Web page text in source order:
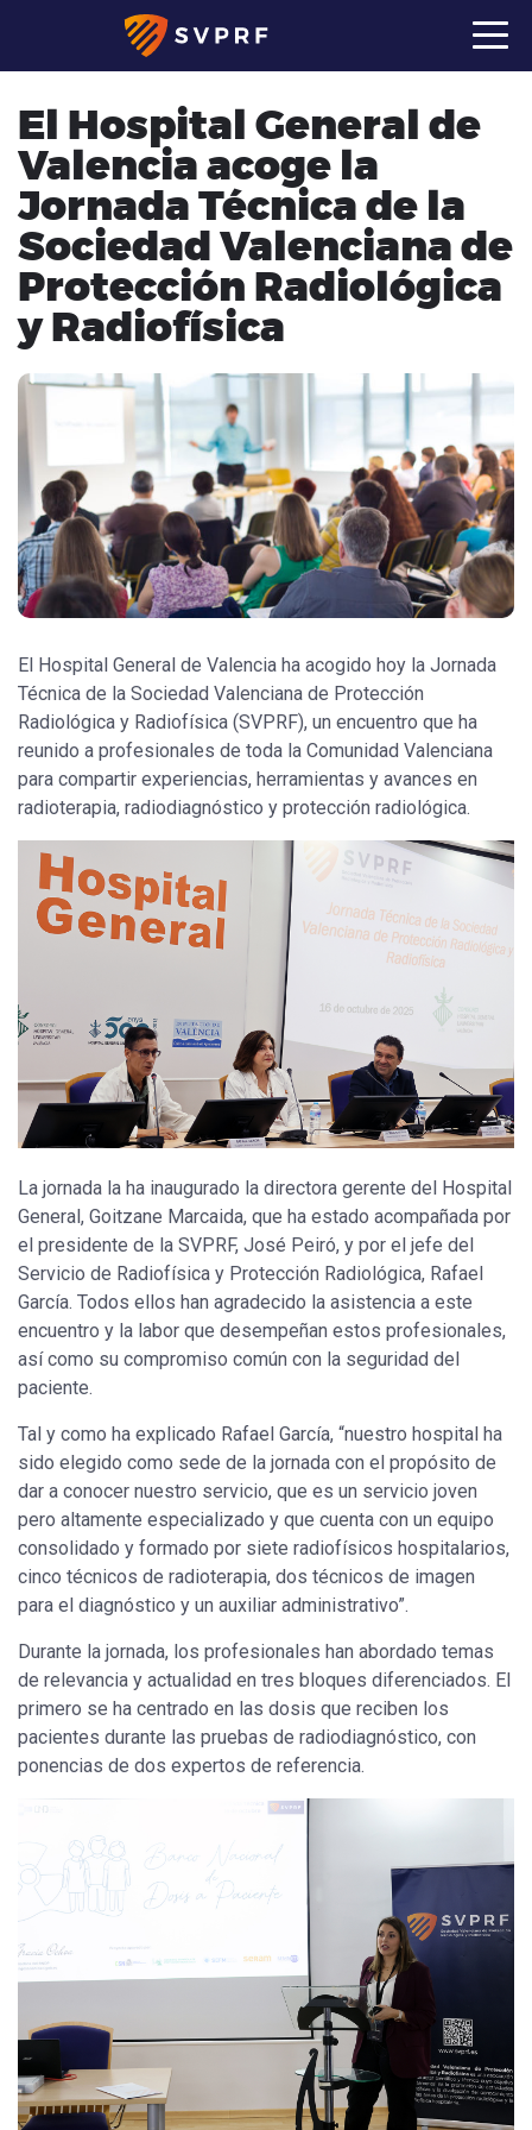
El Hospital General de
Valencia acoge la
Jornada Técnica de la
Sociedad Valenciana de
Protección Radiológica
y Radiofísica
El Hospital General de Valencia ha acogido hoy la Jornada
Técnica de la Sociedad Valenciana de Protección
Radiológica y Radiofísica (SVPRF), un encuentro que ha
reunido a profesionales de toda la Comunidad Valenciana
para compartir experiencias, herramientas y avances en
radioterapia, radiodiagnóstico y protección radiológica.
La jornada la ha inaugurado la directora gerente del Hospital
General, Goitzane Marcaida, que ha estado acompañada por
el presidente de la SVPRF, José Peiró, y por el jefe del
Servicio de Radiofísica y Protección Radiológica, Rafael
García. Todos ellos han agradecido la asistencia a este
encuentro y la labor que desempeñan estos profesionales,
así como su compromiso común con la seguridad del
paciente.
Tal y como ha explicado Rafael García, “nuestro hospital ha
sido elegido como sede de la jornada con el propósito de
dar a conocer nuestro servicio, que es un servicio joven
pero altamente especializado y que cuenta con un equipo
consolidado y formado por siete radiofísicos hospitalarios,
cinco técnicos de radioterapia, dos técnicos de imagen
para el diagnóstico y un auxiliar administrativo”.
Durante la jornada, los profesionales han abordado temas
de relevancia y actualidad en tres bloques diferenciados. El
primero se ha centrado en las dosis que reciben los
pacientes durante las pruebas de radiodiagnóstico, con
ponencias de dos expertos de referencia.